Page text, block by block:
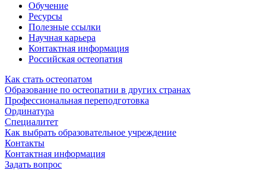
Обучение
Ресурсы
Полезные ссылки
Научная карьера
Контактная информация
Российская остеопатия
Как стать остеопатом
Образование по остеопатии в других странах
Профессиональная переподготовка
Ординатура
Специалитет
Как выбрать образовательное учреждение
Контакты
Контактная информация
Задать вопрос